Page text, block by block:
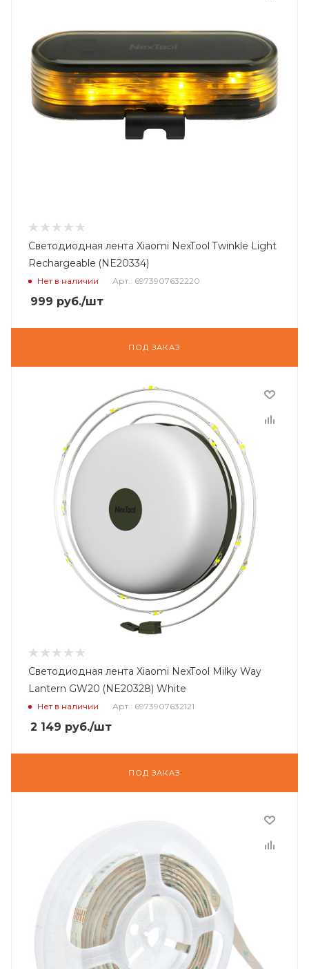
Светодиодная лента Xiaomi NexTool Twinkle Light
Rechargeable (NE20334)
Нет в наличии Арт.: 6973907632220
999 руб./шт
ПОД ЗАКАЗ
Светодиодная лента Xiaomi NexTool Milky Way
Lantern GW20 (NE20328) White
Нет в наличии Арт.: 6973907632121
2 149 руб./шт
ПОД ЗАКАЗ